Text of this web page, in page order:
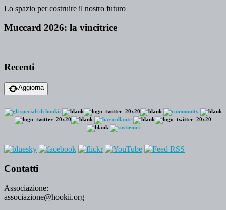
Lo spazio per costruire il nostro futuro
Muccard 2026: la vincitrice
Recenti
Aggiorna
Contatti
Associazione:
associazione@hookii.org